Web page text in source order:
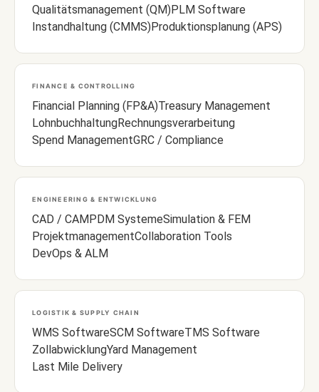
Qualitätsmanagement (QM)PLM Software
Instandhaltung (CMMS)Produktionsplanung (APS)
FINANCE & CONTROLLING
Financial Planning (FP&A)Treasury Management
LohnbuchhaltungRechnungsverarbeitung
Spend ManagementGRC / Compliance
ENGINEERING & ENTWICKLUNG
CAD / CAMPDM SystemeSimulation & FEM
ProjektmanagementCollaboration Tools
DevOps & ALM
LOGISTIK & SUPPLY CHAIN
WMS SoftwareSCM SoftwareTMS Software
ZollabwicklungYard Management
Last Mile Delivery